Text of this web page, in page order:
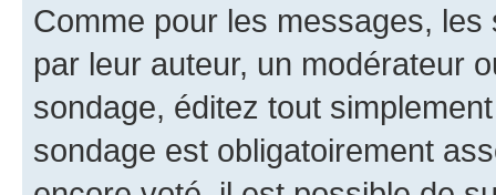
Comme pour les messages,
par leur auteur, un modérateur
sondage, éditez tout
sondage est obligatoirement